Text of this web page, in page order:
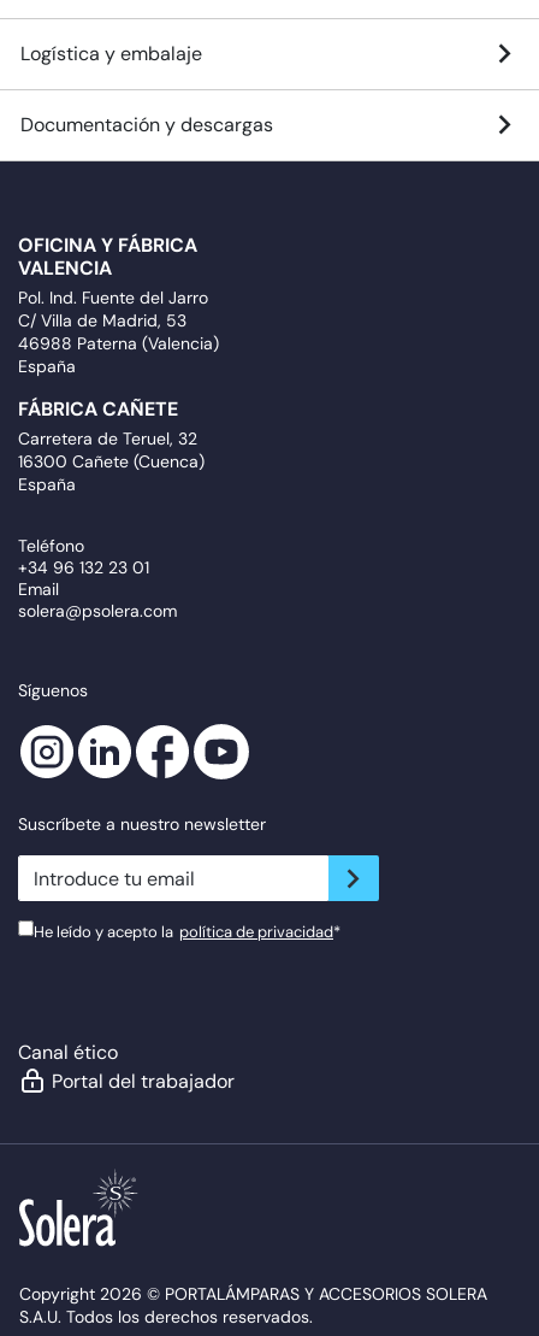
Logística y embalaje
Documentación y descargas
OFICINA Y FÁBRICA
VALENCIA
Pol. Ind. Fuente del Jarro
C/ Villa de Madrid, 53
46988 Paterna (Valencia)
España
FÁBRICA CAÑETE
Carretera de Teruel, 32
16300 Cañete (Cuenca)
España
Teléfono
+34 96 132 23 01
Email
solera@psolera.com
Síguenos
Suscríbete a nuestro newsletter
newsletter.suscribe
He leído y acepto la política de privacidad*
Canal ético
Portal del trabajador
Copyright 2026 © PORTALÁMPARAS Y ACCESORIOS SOLERA
S.A.U. Todos los derechos reservados.